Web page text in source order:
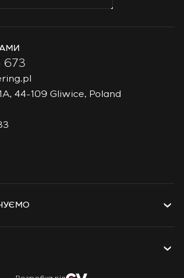
673
44-109 Gliwice, Poland